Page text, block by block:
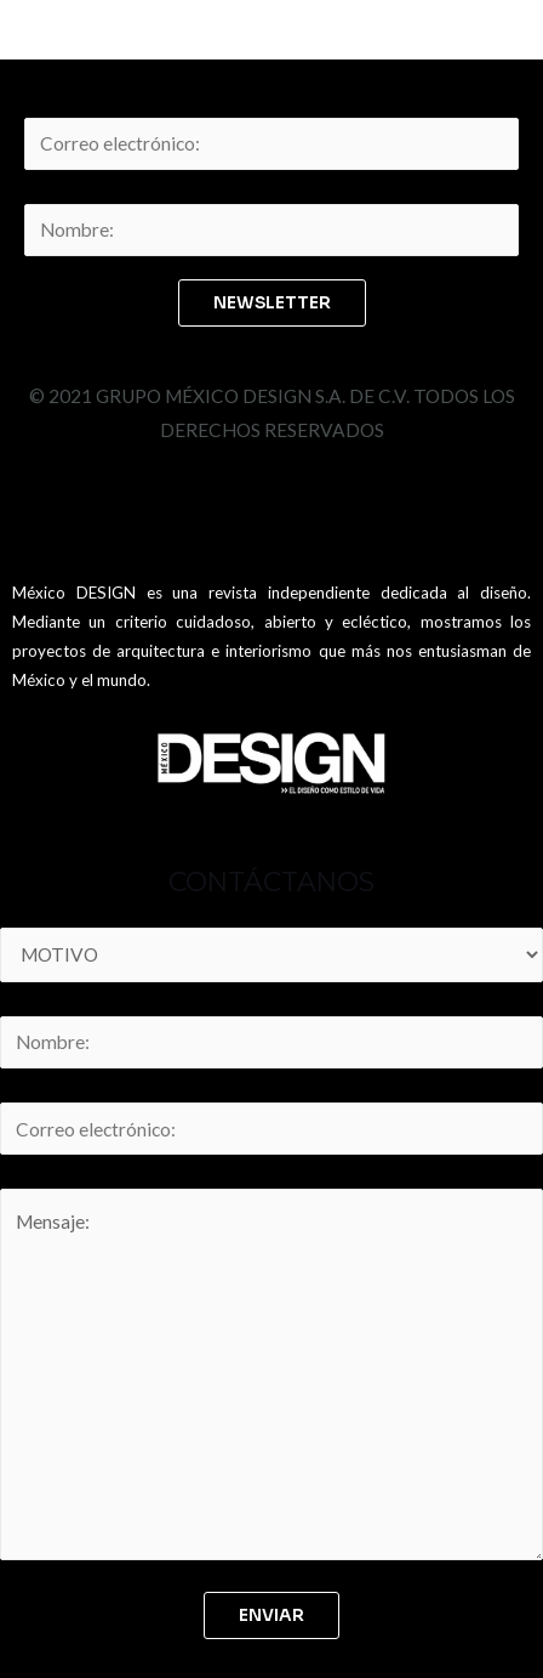
© 2021 GRUPO MÉXICO DESIGN S.A. DE C.V. TODOS LOS
DERECHOS RESERVADOS
México DESIGN es una revista independiente dedicada al diseño.
Mediante un criterio cuidadoso, abierto y ecléctico, mostramos los
proyectos de arquitectura e interiorismo que más nos entusiasman de
México y el mundo.
CONTÁCTANOS